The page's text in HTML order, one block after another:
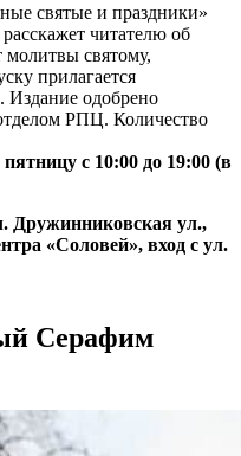
святые и праздники»
читателю об
святому,
прилагается
Издание одобрено
РПЦ. Количество
с 10:00 до 19:00 (в
Дружинниковская ул.,
«Соловей», вход с ул.
Серафим